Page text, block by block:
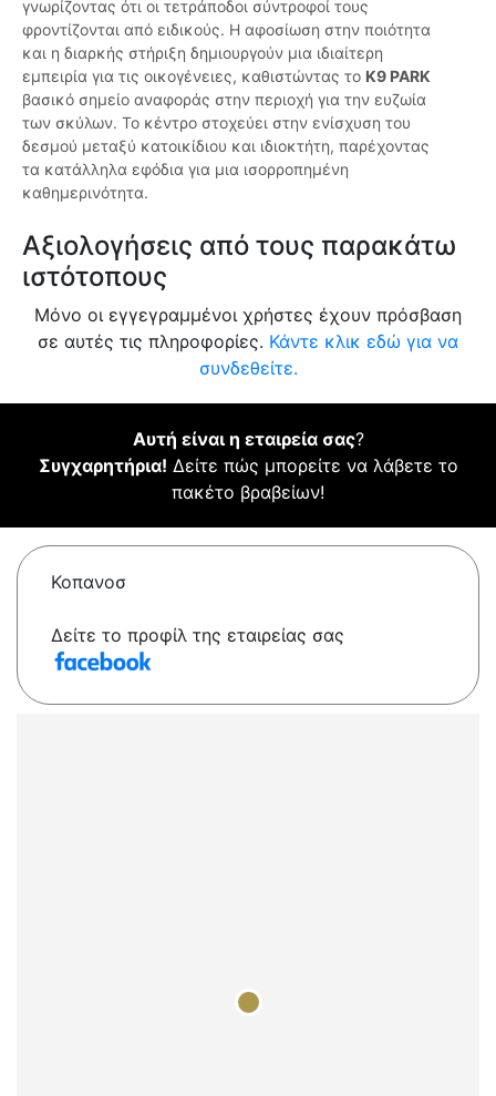
γνωρίζοντας ότι οι τετράποδοι σύντροφοί τους
φροντίζονται από ειδικούς. Η αφοσίωση στην ποιότητα
και η διαρκής στήριξη δημιουργούν μια ιδιαίτερη
εμπειρία για τις οικογένειες, καθιστώντας το K9 PARK
βασικό σημείο αναφοράς στην περιοχή για την ευζωία
των σκύλων. Το κέντρο στοχεύει στην ενίσχυση του
δεσμού μεταξύ κατοικίδιου και ιδιοκτήτη, παρέχοντας
τα κατάλληλα εφόδια για μια ισορροπημένη
καθημερινότητα.
Αξιολογήσεις από τους παρακάτω
ιστότοπους
Μόνο οι εγγεγραμμένοι χρήστες έχουν πρόσβαση
σε αυτές τις πληροφορίες. Κάντε κλικ εδώ για να
συνδεθείτε.
Αυτή είναι η εταιρεία σας?
Συγχαρητήρια! Δείτε πώς μπορείτε να λάβετε το
πακέτο βραβείων!
Κοπανοσ
Δείτε το προφίλ της εταιρείας σας